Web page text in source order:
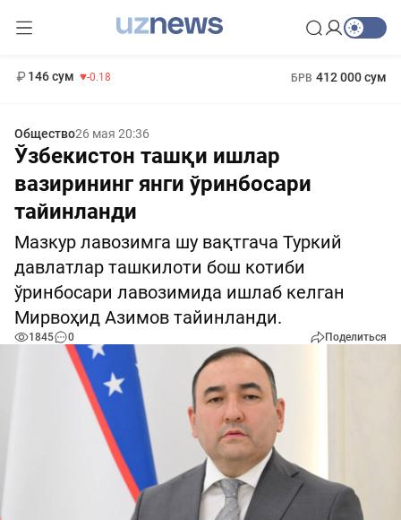
146 сум -0.18 БРВ 412 000 сум
Общество26 мая 20:36
Ўзбекистон ташқи ишлар
вазирининг янги ўринбосари
тайинланди
Мазкур лавозимга шу вақтгача Туркий
давлатлар ташкилоти бош котиби
ўринбосари лавозимида ишлаб келган
Мирвоҳид Азимов тайинланди.
1845 0 Поделиться